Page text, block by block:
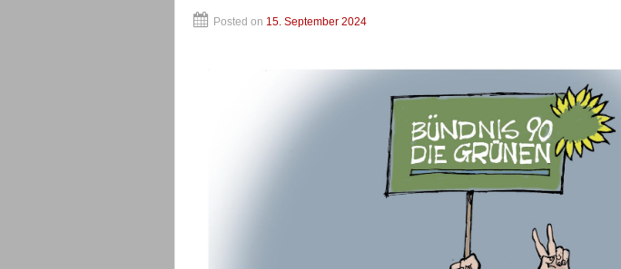
Posted on 15. September 2024